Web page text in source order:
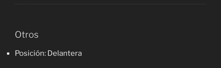
Otros
Posición: Delantera